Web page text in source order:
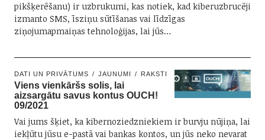
pikšķerēšanu) ir uzbrukumi, kas notiek, kad kiberuzbrucēji
izmanto SMS, īsziņu sūtīšanas vai līdzīgas
ziņojumapmaiņas tehnoloģijas, lai jūs…
DATI UN PRIVĀTUMS JAUNUMI RAKSTI
Viens vienkāršs solis, lai
aizsargātu savus kontus OUCH!
09/2021
Vai jums šķiet, ka kibernoziedzniekiem ir burvju nūjiņa, lai
iekļūtu jūsu e-pastā vai bankas kontos, un jūs neko nevarat